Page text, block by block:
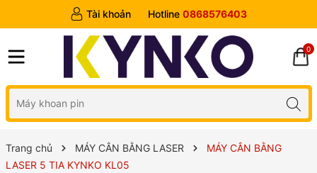
Tài khoản Hotline 0868576403
0
Trang chủ MÁY CÂN BẰNG LASER
MÁY CÂN BẰNG
LASER 5 TIA KYNKO KL05